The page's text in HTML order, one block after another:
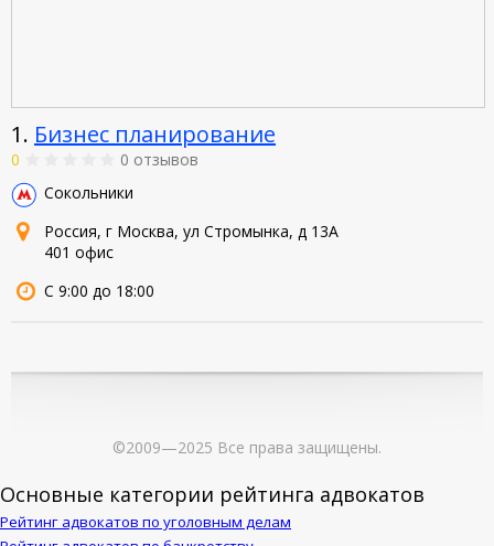
1. Бизнес планирование
0
0 отзывов
Сокольники
Россия, г Москва, ул Стромынка, д 13А
401 офис
С 9:00 до 18:00
©2009—2025 Все права защищены.
Основные категории рейтинга адвокатов
Рейтинг адвокатов по уголовным делам